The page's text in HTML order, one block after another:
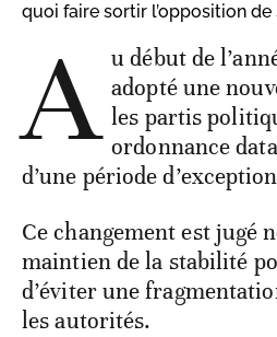
quoi faire sortir l’opposition de
A u début de
adopté une
les partis
ordonnance
d’une période
Ce changement est jugé
maintien de la stabilité
d’éviter une
les autorités.